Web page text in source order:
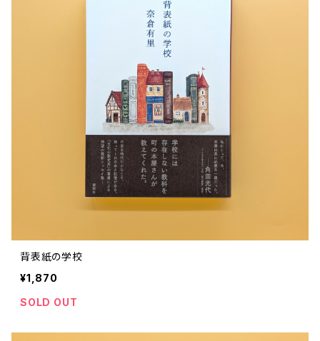
背表紙の学校
¥1,870
SOLD OUT